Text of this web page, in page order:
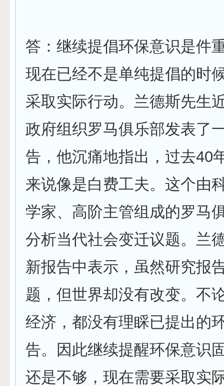
答：继续提倡环保意识是件
现在已经不是单纯提倡的时
采取实际行动。兰德斯先生
政府组织罗马俱乐部发表了
告，他沉痛地指出，过去40
来说像是白费工夫。这个由
学家、高阶主管组成的罗马
分析当代社会变迁议题。兰
新报告中表示，虽然研究报
题，但世界却没有改变。不
经济，都没有理睬已提出的
告。因此继续提醒环保意识
还是不够，现在需要采取实